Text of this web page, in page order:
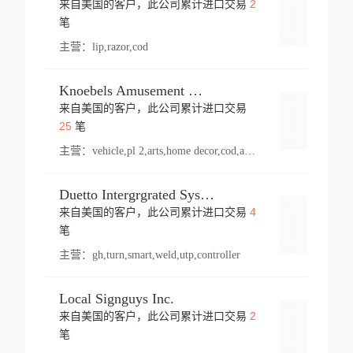
来自美国的客户，此公司累计进口交易 2
笔
主营： lip,razor,cod
Knoebels Amusement Resort
来自美国的客户，此公司累计进口交易
25笔
主营： vehicle,pl 2,arts,home decor,cod,amusement ride,sea
Duetto Intergrgrated Systems Inc.
来自美国的客户，此公司累计进口交易 4
笔
主营： gh,turn,smart,weld,utp,controller
Local Signguys Inc.
来自美国的客户，此公司累计进口交易 2
笔